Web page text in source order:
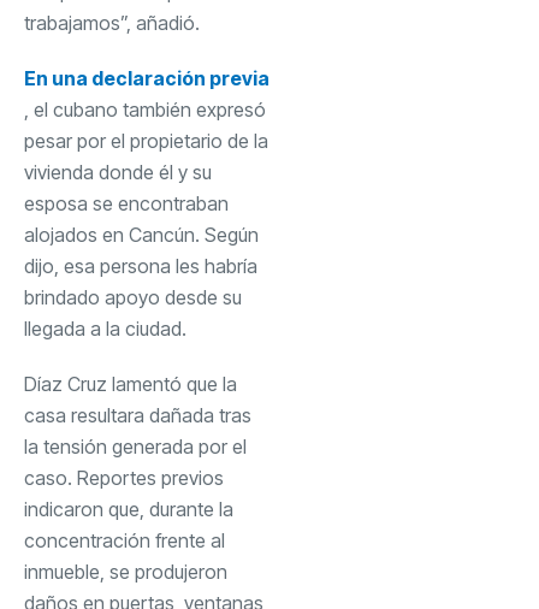
trabajamos”, añadió.
En una declaración previa
, el cubano también expresó
pesar por el propietario de la
vivienda donde él y su
esposa se encontraban
alojados en Cancún. Según
dijo, esa persona les habría
brindado apoyo desde su
llegada a la ciudad.
Díaz Cruz lamentó que la
casa resultara dañada tras
la tensión generada por el
caso. Reportes previos
indicaron que, durante la
concentración frente al
inmueble, se produjeron
daños en puertas, ventanas